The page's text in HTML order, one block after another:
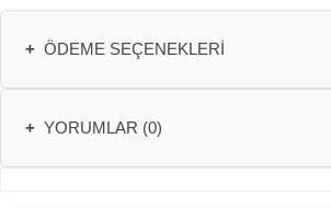
+ ÖDEME SEÇENEKLERI
+ YORUMLAR (0)